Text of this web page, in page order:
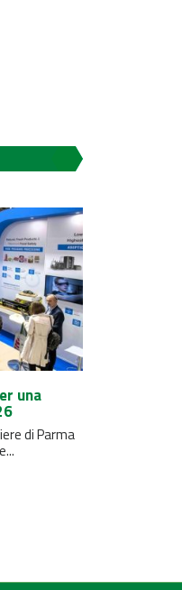
una
di Parma